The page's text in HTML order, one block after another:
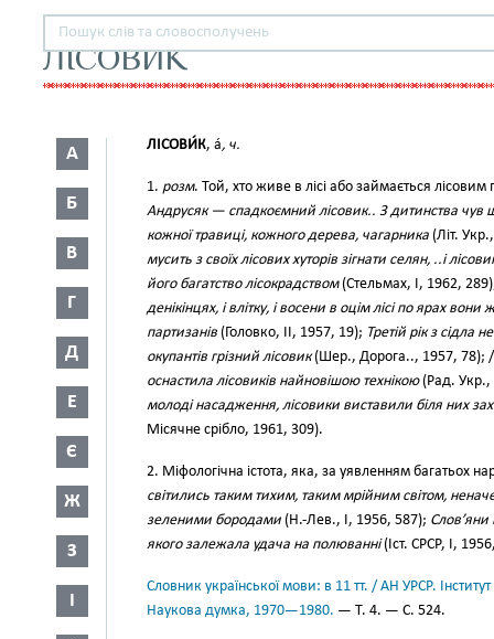
ЛІСОВИК
А
Б
В
Г
Д
Е
Є
Ж
З
І
ЛІСОВИ́К, а́, ч.
1. розм. Той, хто живе в лісі або займається
Андрусяк — спадкоємний лісовик.. З дитинства чув
кожної травиці, кожного дерева, чагарника (Літ.
мусить з своїх лісових хуторів зігнати селян, ..і
його багатство лісокрадством(Стельмах, І, 1962,
денікінцях, і влітку, і восени в оцім лісі по ярах
партизанів (Головко, II, 1957, 19); Третій рік з сідла
окупантів грізний лісовик(Шер., Дорога.., 1957, 78); //
оснастила лісовиків найновішою технікою(Рад. Укр.,
молоді насадження, лісовики виставили біля них
Місячне срібло, 1961, 309).
2. Міфологічна істота, яка, за уявленням багатьох
світились таким тихим, таким мрійним світом,
зеленими бородами (Н.-Лев., І, 1956, 587); Слов’яни
якого залежала удача на полюванні(Іст. СРСР, І,
Словник української мови: в 11 тт. / АН УРСР.
Наукова думка, 1970—1980. — Т. 4. — С. 524.